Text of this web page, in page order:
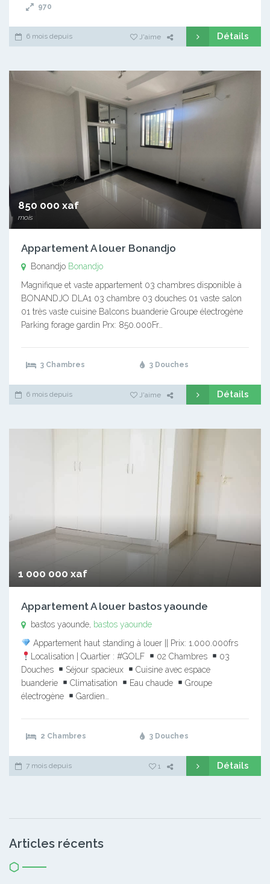
970
6 mois depuis J'aime Détails
850 000 xaf
mois
Appartement A louer Bonandjo
Bonandjo Bonandjo
Magnifique et vaste appartement 03 chambres disponible à
BONANDJO DLA1 03 chambre 03 douches 01 vaste salon
01 très vaste cuisine Balcons buanderie Groupe électrogène
Parking forage gardin Prx: 850.000Fr…
3 Chambres 3 Douches
6 mois depuis J'aime Détails
1 000 000 xaf
Appartement A louer bastos yaounde
bastos yaounde, bastos yaounde
Appartement haut standing à louer || Prix: 1.000.000frs
Localisation | Quartier : #GOLF
02 Chambres
03
Douches
Séjour spacieux
Cuisine avec espace
buanderie
Climatisation Eau chaude
Groupe
électrogène
Gardien…
2 Chambres 3 Douches
7 mois depuis 1 Détails
Articles récents